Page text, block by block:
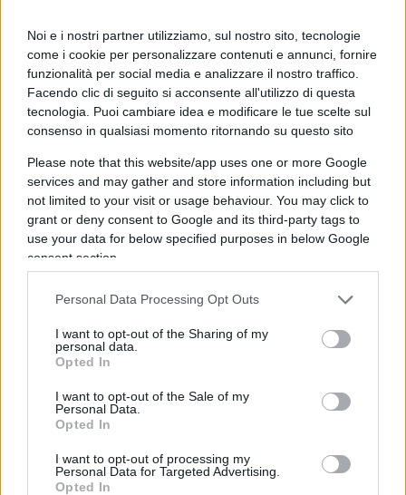
Noi e i nostri partner utilizziamo, sul nostro sito, tecnologie
come i cookie per personalizzare contenuti e annunci, fornire
funzionalità per social media e analizzare il nostro traffico.
Facendo clic di seguito si acconsente all'utilizzo di questa
tecnologia. Puoi cambiare idea e modificare le tue scelte sul
consenso in qualsiasi momento ritornando su questo sito
Please note that this website/app uses one or more Google
services and may gather and store information including but
not limited to your visit or usage behaviour. You may click to
grant or deny consent to Google and its third-party tags to
use your data for below specified purposes in below Google
consent section.
Personal Data Processing Opt Outs
I want to opt-out of the Sharing of my
personal data.
Opted In
I want to opt-out of the Sale of my
Personal Data.
Opted In
I want to opt-out of processing my
Personal Data for Targeted Advertising.
Opted In
Sono ovviamente situazioni molto diverse. Forza
Italia, creatura elettoralmente legata solo alla
forza personale di Silvio Berlusconi, vive una
difficoltà esistenziale che solo la storia – non la
cronaca – può spiegare: da sempre, il lungo
tramonto delle grandi personalità porta
necessariamente a delle fasi di smarrimento, di
vuoto, se non c’è un meccanismo istituzionale
“anglosassone” che aiuti a creare nuovi “carismi” e
formazione giovane, guidata da una leader che ha
una notevole presenza mediatica: eppure,
schiacciandosi in un recinto di destra molto
non è stata in grado di proporre un’offerta politica
attrattiva per molti elettori, e l’erosione da parte
della Lega sembra continuare a ritmi sostenuti,
anche dal 4 marzo a oggi.